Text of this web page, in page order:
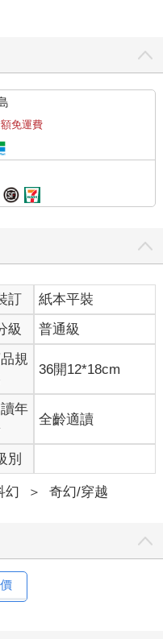
免運費
訂
紙本平裝
級 普通級
規
36開12*18cm
年
全齡適讀
別
幻 ＞ 奇幻/穿越